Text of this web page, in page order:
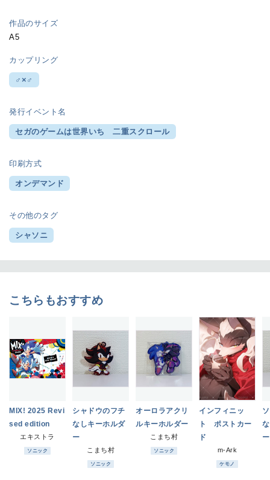
作品のサイズ
A5
カップリング
♂×♂
発行イベント名
セガのゲームは世界いち 二重スクロール
印刷方式
オンデマンド
その他のタグ
シャソニ
こちらもおすすめ
MIX! 2025 Revi
sed edition
エキストラ
ソニック
シャドウのフチ
なしキーホルダ
ー
こまち村
ソニック
オーロラアクリ
ルキーホルダー
こまち村
ソニック
インフィニッ
ト ポストカー
ド
m-Ark
ケモノ
ー